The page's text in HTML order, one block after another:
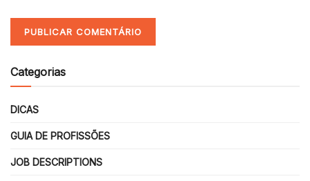
Categorias
DICAS
GUIA DE PROFISSÕES
JOB DESCRIPTIONS